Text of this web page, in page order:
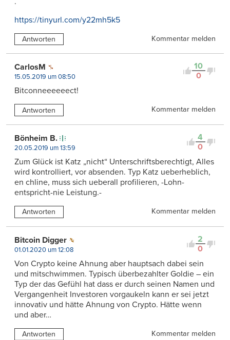
https://tinyurl.com/y22mh5k5
Antworten Kommentar melden
10
0
CarlosM
15.05.2019 um 08:50
Bitconneeeeeect!
Antworten Kommentar melden
4
0
Bönheim B.
20.05.2019 um 13:59
Zum Glück ist Katz „nicht“ Unterschriftsberechtigt, Alles
wird kontrolliert, vor absenden. Typ Katz ueberheblich,
en chline, muss sich ueberall profilieren, -Lohn-
entspricht-nie Leistung.-
Antworten Kommentar melden
2
0
Bitcoin Digger
01.01.2020 um 12:08
Von Crypto keine Ahnung aber hauptsach dabei sein
und mitschwimmen. Typisch überbezahlter Goldie – ein
Typ der das Gefühl hat dass er durch seinen Namen und
Vergangenheit Investoren vorgaukeln kann er sei jetzt
innovativ und hätte Ahnung von Crypto. Hätte wenn
und aber…
Antworten
Kommentar melden